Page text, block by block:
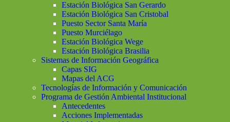
Estación Biológica San Gerardo
Estación Biológica San Cristobal
Puesto Sector Santa María
Puesto Murciélago
Estación Biológica Wege
Estación Biológica Brasilia
Sistemas de Información Geográfica
Capas SIG
Mapas del ACG
Tecnologías de Información y Comunicación
Programa de Gestión Ambiental Institucional
Antecedentes
Acciones Implementadas